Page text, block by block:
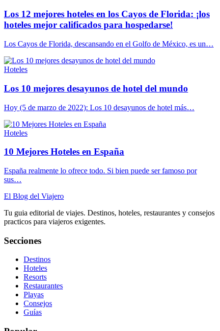
Los 12 mejores hoteles en los Cayos de Florida: ¡los
hoteles mejor calificados para hospedarse!
Los Cayos de Florida, descansando en el Golfo de México, es un…
Hoteles
Los 10 mejores desayunos de hotel del mundo
Hoy (5 de marzo de 2022): Los 10 desayunos de hotel más…
Hoteles
10 Mejores Hoteles en España
España realmente lo ofrece todo. Si bien puede ser famoso por
sus…
El Blog del Viajero
Tu guia editorial de viajes. Destinos, hoteles, restaurantes y consejos
practicos para viajeros exigentes.
Secciones
Destinos
Hoteles
Resorts
Restaurantes
Playas
Consejos
Guías